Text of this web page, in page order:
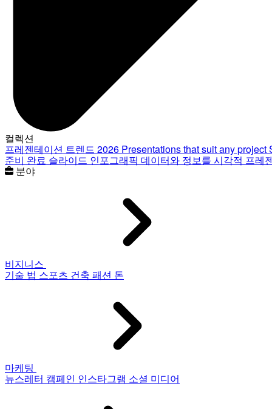
컬렉션
프레젠테이션 트렌드 2026 Presentations that suit any project
준비 완료 슬라이드 인포그래픽 데이터와 정보를 시각적 프레
분야
비지니스
기술 법 스포츠 건축 패션 돈
마케팅
뉴스레터 캠페인 인스타그램 소셜 미디어